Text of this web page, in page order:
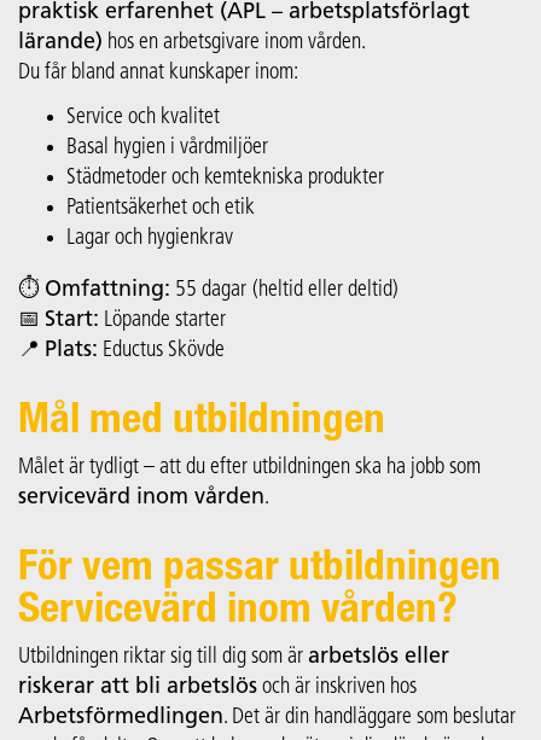
praktisk erfarenhet (APL – arbetsplatsförlagt
lärande) hos en arbetsgivare inom vården.
Du får bland annat kunskaper inom:
Service och kvalitet
Basal hygien i vårdmiljöer
Städmetoder och kemtekniska produkter
Patientsäkerhet och etik
Lagar och hygienkrav
⏱ Omfattning: 55 dagar (heltid eller deltid)
📅 Start: Löpande starter
📍 Plats: Eductus Skövde
Mål med utbildningen
Målet är tydligt – att du efter utbildningen ska ha jobb som
servicevärd inom vården.
För vem passar utbildningen
Servicevärd inom vården?
Utbildningen riktar sig till dig som är arbetslös eller
riskerar att bli arbetslös och är inskriven hos
Arbetsförmedlingen. Det är din handläggare som beslutar